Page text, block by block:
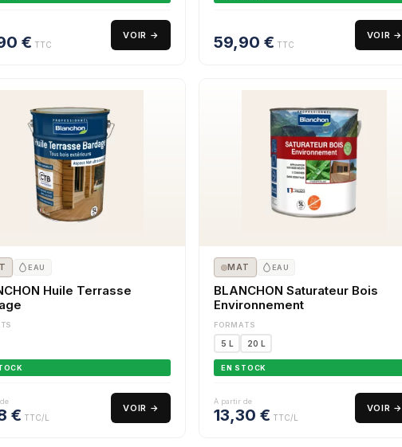
€ TTC
VOIR → 59,90€ TTC
VOIR →
EAU
Huile Terrasse
€ TTC/L
VOIR →
MAT EAU
BLANCHON Saturateur Bois
Environnement
FORMATS
5 L 20 L
EN STOCK
À partir de
13,30€ TTC/L
VOIR →